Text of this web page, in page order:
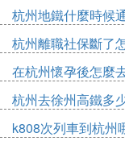
_門診區域要劃分
區，分別接診相
急診就醫
對於急診就診患
響救治。
_有48小時核酸
域；
杭州地鐵什麼時候
杭州離職社保斷了
在杭州懷孕後怎麼
備
杭州去徐州高鐵多
k808次列車到杭州